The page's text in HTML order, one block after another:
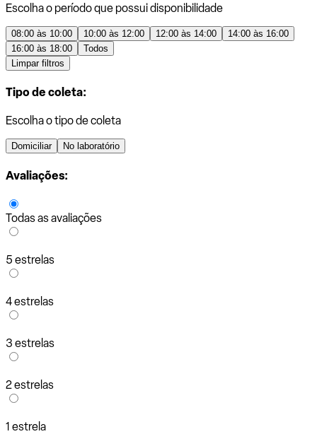
Escolha o período que possui disponibilidade
08:00 às 10:00 10:00 às 12:00 12:00 às 14:00
14:00 às 16:00
16:00 às 18:00
Todos
Limpar filtros
Tipo de coleta:
Escolha o tipo de coleta
Domiciliar No laboratório
Avaliações:
Todas as avaliações
5 estrelas
4 estrelas
3 estrelas
2 estrelas
1 estrela